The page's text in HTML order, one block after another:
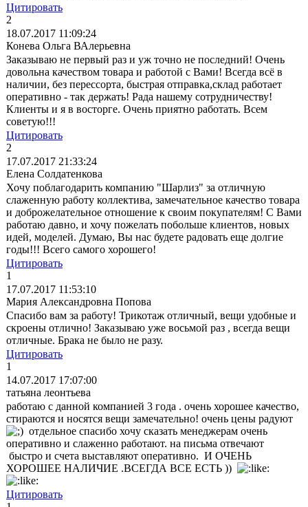
Цитировать
2
18.07.2017 11:09:24
Конева Ольга ВАлерьевна
Заказываю не первый раз и уж точно не последний! Очень
довольна качеством товара и работой с Вами! Всегда всё в
наличии, без перессорта, быстрая отправка,склад работает
оперативно - так держать! Рада нашему сотрудничеству!
Клиенты и я в восторге. Очень приятно работать. Всем
советую!!!
Цитировать
2
17.07.2017 21:33:24
Елена Солдатенкова
Хочу поблагодарить компанию "Шарлиз" за отличную
слаженную работу коллектива, замечательное качество товара
и доброжелательное отношение к своим покупателям! С Вами
работаю давно, и хочу пожелать побольше клиентов, новых
идей, моделей. Думаю, Вы нас будете радовать еще долгие
годы!!! Всего самого хорошего!
Цитировать
1
17.07.2017 11:53:10
Мария Александровна Попова
Спасибо вам за работу! Трикотаж отличный, вещи удобные и
скроены отлично! Заказываю уже восьмой раз , всегда вещи
отличные. Брака не было не разу.
Цитировать
1
14.07.2017 17:07:00
татьяна леонтьева
работаю с данной компанией 3 года . очень хорошее качество,
стираются и носятся вещи замечательно! очень цены радуют
отдельное спасибо хочу сказать менеджерам очень
оперативно и слаженно работают. на письма отвечают
быстро и счета выставляют оперативно. И ОЧЕНЬ
ХОРОШЕЕ НАЛИЧИЕ .ВСЕГДА ВСЕ ЕСТЬ ))
Цитировать